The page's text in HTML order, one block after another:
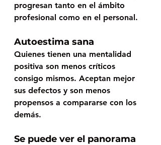
progresan tanto en el ámbito
profesional como en el personal.
Autoestima sana
Quienes tienen una mentalidad
positiva son menos críticos
consigo mismos. Aceptan mejor
sus defectos y son menos
propensos a compararse con los
demás.
Se puede ver el panorama